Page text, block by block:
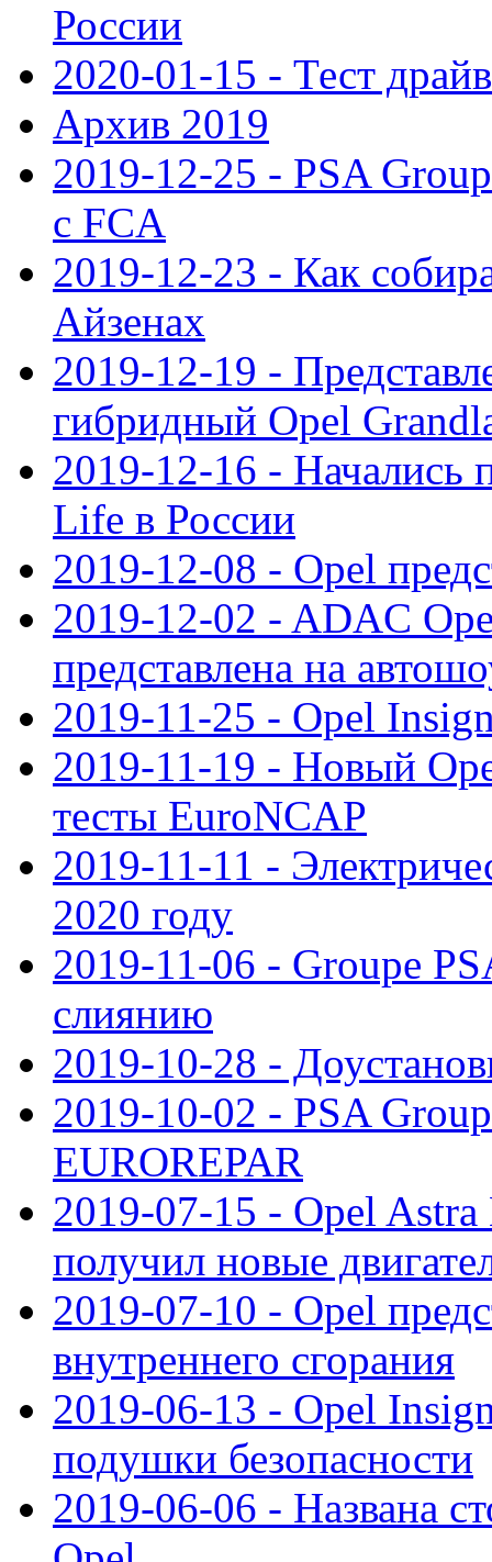
России
2020-01-15 - Тест
Архив 2019
2019-12-25 - PSA
с FCA
2019-12-23 - Как
Айзенах
2019-12-19 -
гибридный Opel
2019-12-16 - Начались
Life в России
2019-12-08 - Opel
2019-12-02 - ADAC
представлена на
2019-11-25 - Opel
2019-11-19 - Новый
тесты EuroNCAP
2019-11-11 -
2020 году
2019-11-06 - Groupe
слиянию
2019-10-28 -
2019-10-02 - PSA
EUROREPAR
2019-07-15 - Opel Astra
получил новые
2019-07-10 - Opel
внутреннего сгорания
2019-06-13 - Opel
подушки безопасности
2019-06-06 - Названа